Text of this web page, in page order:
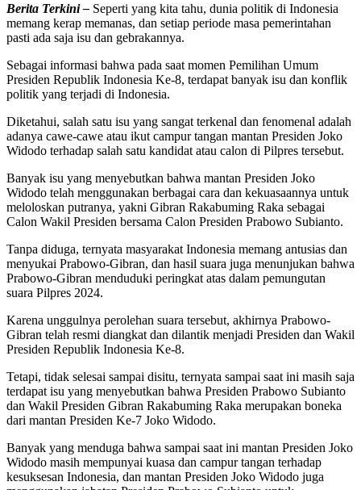
Berita Terkini – Seperti yang kita tahu, dunia politik di Indonesia
memang kerap memanas, dan setiap periode masa pemerintahan
pasti ada saja isu dan gebrakannya.
Sebagai informasi bahwa pada saat momen Pemilihan Umum
Presiden Republik Indonesia Ke-8, terdapat banyak isu dan konflik
politik yang terjadi di Indonesia.
Diketahui, salah satu isu yang sangat terkenal dan fenomenal adalah
adanya cawe-cawe atau ikut campur tangan mantan Presiden Joko
Widodo terhadap salah satu kandidat atau calon di Pilpres tersebut.
Banyak isu yang menyebutkan bahwa mantan Presiden Joko
Widodo telah menggunakan berbagai cara dan kekuasaannya untuk
meloloskan putranya, yakni Gibran Rakabuming Raka sebagai
Calon Wakil Presiden bersama Calon Presiden Prabowo Subianto.
Tanpa diduga, ternyata masyarakat Indonesia memang antusias dan
menyukai Prabowo-Gibran, dan hasil suara juga menunjukan bahwa
Prabowo-Gibran menduduki peringkat atas dalam pemungutan
suara Pilpres 2024.
Karena unggulnya perolehan suara tersebut, akhirnya Prabowo-
Gibran telah resmi diangkat dan dilantik menjadi Presiden dan Wakil
Presiden Republik Indonesia Ke-8.
Tetapi, tidak selesai sampai disitu, ternyata sampai saat ini masih saja
terdapat isu yang menyebutkan bahwa Presiden Prabowo Subianto
dan Wakil Presiden Gibran Rakabuming Raka merupakan boneka
dari mantan Presiden Ke-7 Joko Widodo.
Banyak yang menduga bahwa sampai saat ini mantan Presiden Joko
Widodo masih mempunyai kuasa dan campur tangan terhadap
kesuksesan Indonesia, dan mantan Presiden Joko Widodo juga